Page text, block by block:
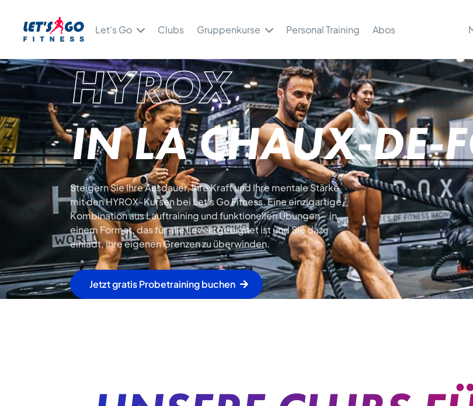
Let's Go Clubs Gruppenkurse Personal Training Abos
HYROX
IN LA CHAUX-DE-
Steigern Sie Ihre Ausdauer, Ihre Kraft und Ihre mentale Stärke
mit den HYROX-Kursen bei Let's Go Fitness. Eine einzigartige
Kombination aus Lauftraining und funktionellen Übungen – in
einem Format, das für alle Levels geeignet ist und Sie dazu
einlädt, Ihre eigenen Grenzen zu überwinden.
Jetzt gratis Probetraining buchen